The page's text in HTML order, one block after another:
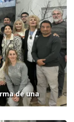
de una